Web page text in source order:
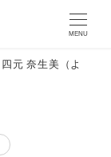
MENU
四元 奈生美（よ